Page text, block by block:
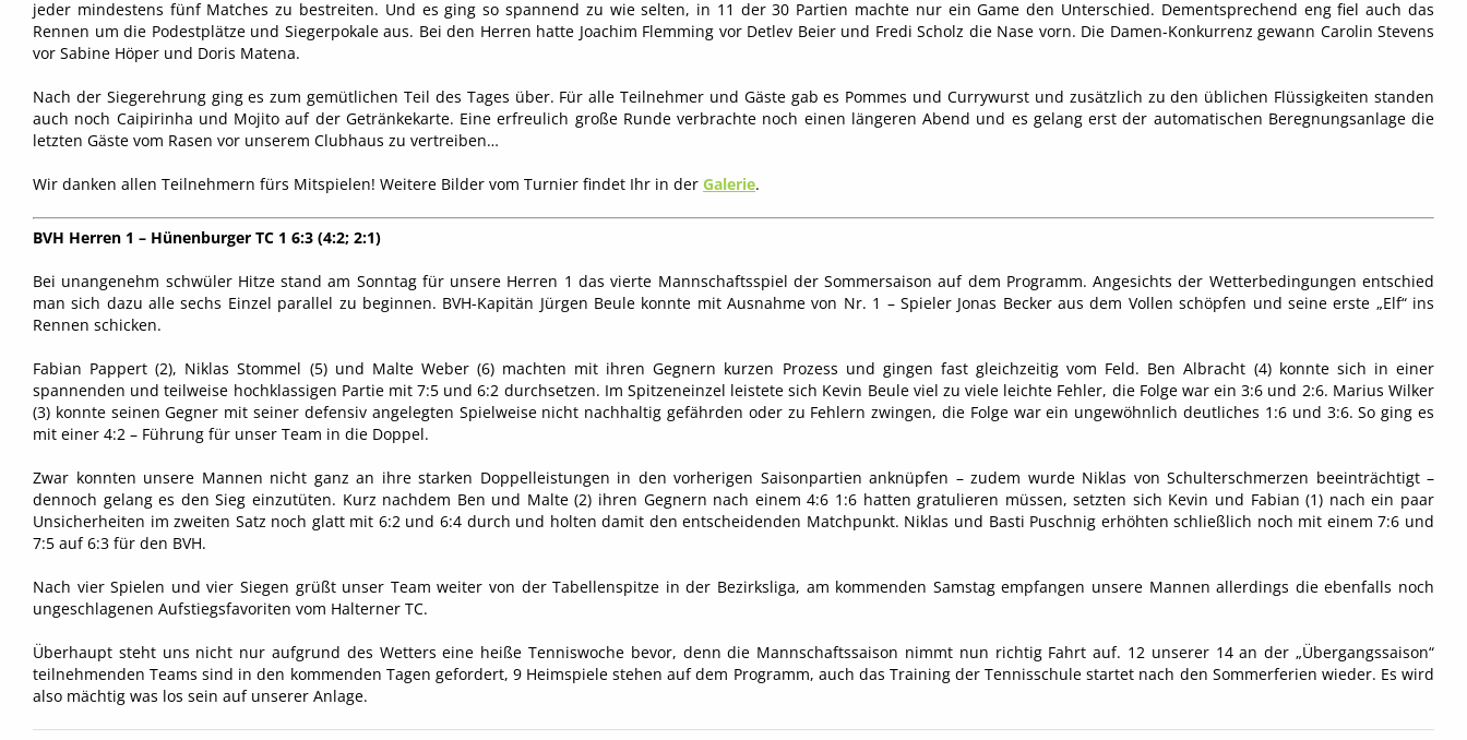
jeder mindestens fünf Matches zu bestreiten. Und es ging so spannend zu wie selten, in 11 der 30 Partien machte nur ein Game den Unterschied. Dementsprechend eng fiel auch das
Rennen um die Podestplätze und Siegerpokale aus. Bei den Herren hatte Joachim Flemming vor Detlev Beier und Fredi Scholz die Nase vorn. Die Damen-Konkurrenz gewann Carolin Stevens
vor Sabine Höper und Doris Matena.
Nach der Siegerehrung ging es zum gemütlichen Teil des Tages über. Für alle Teilnehmer und Gäste gab es Pommes und Currywurst und zusätzlich zu den üblichen Flüssigkeiten standen
auch noch Caipirinha und Mojito auf der Getränkekarte. Eine erfreulich große Runde verbrachte noch einen längeren Abend und es gelang erst der automatischen Beregnungsanlage die
letzten Gäste vom Rasen vor unserem Clubhaus zu vertreiben…
Wir danken allen Teilnehmern fürs Mitspielen! Weitere Bilder vom Turnier findet Ihr in der Galerie.
BVH Herren 1 – Hünenburger TC 1 6:3 (4:2; 2:1)
Bei unangenehm schwüler Hitze stand am Sonntag für unsere Herren 1 das vierte Mannschaftsspiel der Sommersaison auf dem Programm. Angesichts der Wetterbedingungen entschied
man sich dazu alle sechs Einzel parallel zu beginnen. BVH-Kapitän Jürgen Beule konnte mit Ausnahme von Nr. 1 – Spieler Jonas Becker aus dem Vollen schöpfen und seine erste „Elf“ ins
Rennen schicken.
Fabian Pappert (2), Niklas Stommel (5) und Malte Weber (6) machten mit ihren Gegnern kurzen Prozess und gingen fast gleichzeitig vom Feld. Ben Albracht (4) konnte sich in einer
spannenden und teilweise hochklassigen Partie mit 7:5 und 6:2 durchsetzen. Im Spitzeneinzel leistete sich Kevin Beule viel zu viele leichte Fehler, die Folge war ein 3:6 und 2:6. Marius Wilker
(3) konnte seinen Gegner mit seiner defensiv angelegten Spielweise nicht nachhaltig gefährden oder zu Fehlern zwingen, die Folge war ein ungewöhnlich deutliches 1:6 und 3:6. So ging es
mit einer 4:2 – Führung für unser Team in die Doppel.
Zwar konnten unsere Mannen nicht ganz an ihre starken Doppelleistungen in den vorherigen Saisonpartien anknüpfen – zudem wurde Niklas von Schulterschmerzen beeinträchtigt –
dennoch gelang es den Sieg einzutüten. Kurz nachdem Ben und Malte (2) ihren Gegnern nach einem 4:6 1:6 hatten gratulieren müssen, setzten sich Kevin und Fabian (1) nach ein paar
Unsicherheiten im zweiten Satz noch glatt mit 6:2 und 6:4 durch und holten damit den entscheidenden Matchpunkt. Niklas und Basti Puschnig erhöhten schließlich noch mit einem 7:6 und
7:5 auf 6:3 für den BVH.
Nach vier Spielen und vier Siegen grüßt unser Team weiter von der Tabellenspitze in der Bezirksliga, am kommenden Samstag empfangen unsere Mannen allerdings die ebenfalls noch
ungeschlagenen Aufstiegsfavoriten vom Halterner TC.
Überhaupt steht uns nicht nur aufgrund des Wetters eine heiße Tenniswoche bevor, denn die Mannschaftssaison nimmt nun richtig Fahrt auf. 12 unserer 14 an der „Übergangssaison“
teilnehmenden Teams sind in den kommenden Tagen gefordert, 9 Heimspiele stehen auf dem Programm, auch das Training der Tennisschule startet nach den Sommerferien wieder. Es wird
also mächtig was los sein auf unserer Anlage.